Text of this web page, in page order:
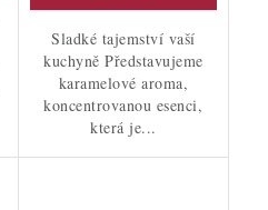
Sladké tajemství vaší
kuchyně Představujeme
karamelové aroma,
koncentrovanou esenci,
která je...